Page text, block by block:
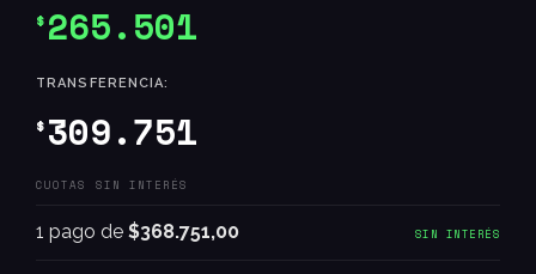
$265.501
$309.751
TRANSFERENCIA:
CUOTAS SIN INTERÉS
1 pago de $368.751,00 SIN INTERÉS